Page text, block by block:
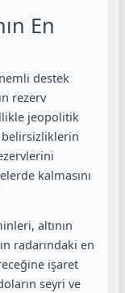
En
destek
rezerv
jeopolitik
belirsizliklerin
kalmasını
altının
radarındaki en
işaret
seyri ve